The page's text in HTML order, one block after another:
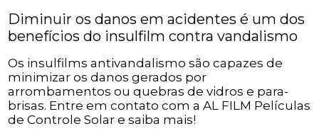
Diminuir os danos em acidentes é um dos
benefícios do insulfilm contra vandalismo
Os insulfilms antivandalismo são capazes de
minimizar os danos gerados por
arrombamentos ou quebras de vidros e para-
brisas. Entre em contato com a AL FILM Películas
de Controle Solar e saiba mais!